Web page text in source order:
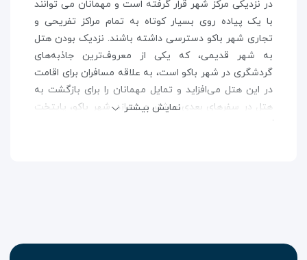
در نزدیکی مرکز شهر قرار گرفته است و مهمانان می توانند
با یک پیاده روی بسیار کوتاه به تمام مراکز تفریحی و
تجاری شهر باکو دسترسی داشته باشند. نزدیک بودن هتل
به شهر قدیمی، که یکی از معروف‌ترین جاذبه‌های
گردشگری در شهر باکو است، به علاقه مسافران برای اقامت
در این هتل می‌افزاید و تمایل مهمانان را برای بازگشت به
هتل در سفر‌های بعدی بیشتر می‌سازد. شهر باکو، پایتخت
بلیط هواپیمابه این شهر زیبا سفر کنید و با اقامت در
نمایش بیشتر